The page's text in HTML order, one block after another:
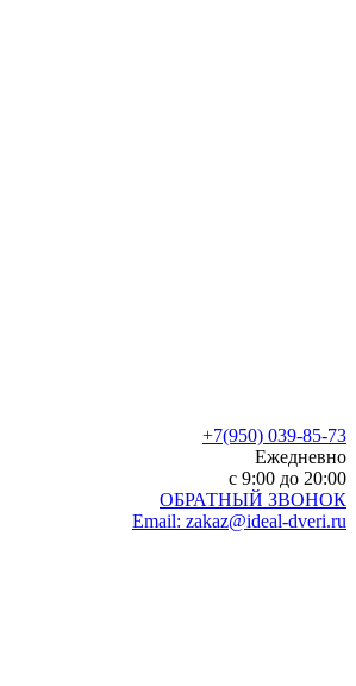
+7(950) 039-85-73
Ежедневно
c 9:00 до 20:00
ОБРАТНЫЙ ЗВОНОК
Email: zakaz@ideal-dveri.ru